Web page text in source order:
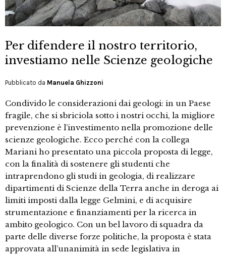
Per difendere il nostro territorio,
investiamo nelle Scienze geologiche
Pubblicato da Manuela Ghizzoni
Condivido le considerazioni dai geologi: in un Paese
fragile, che si sbriciola sotto i nostri occhi, la migliore
prevenzione è l’investimento nella promozione delle
scienze geologiche. Ecco perché con la collega
Mariani ho presentato una piccola proposta di legge,
con la finalità di sostenere gli studenti che
intraprendono gli studi in geologia, di realizzare
dipartimenti di Scienze della Terra anche in deroga ai
limiti imposti dalla legge Gelmini, e di acquisire
strumentazione e finanziamenti per la ricerca in
ambito geologico. Con un bel lavoro di squadra da
parte delle diverse forze politiche, la proposta è stata
approvata all’unanimità in sede legislativa in